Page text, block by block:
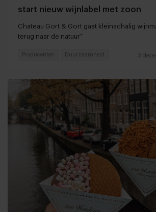
start nieuw wijnlabel met zoon
Chateau Gort & Gort gaat kleinschalig
terug naar de natuur”
3
Producenten Duurzaamheid